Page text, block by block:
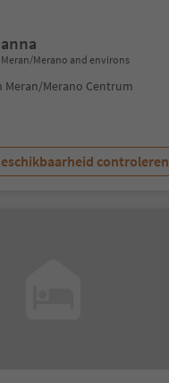
Merano and environs
Meran/Merano Centrum
controleren